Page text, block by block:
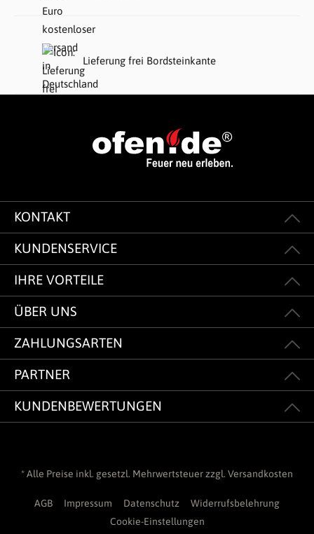
Lieferung frei Bordsteinkante
KONTAKT
KUNDENSERVICE
IHRE VORTEILE
ÜBER UNS
ZAHLUNGSARTEN
PARTNER
KUNDENBEWERTUNGEN
* Alle Preise inkl. gesetzl. Mehrwertsteuer zzgl. Versandkosten
AGB Impressum Datenschutz
Widerrufsbelehrung
Cookie-Einstellungen